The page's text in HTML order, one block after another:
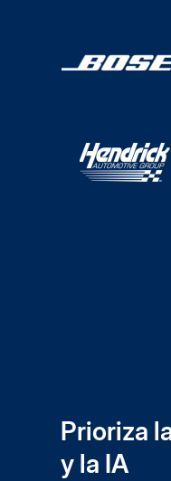
Prioriza
y la IA